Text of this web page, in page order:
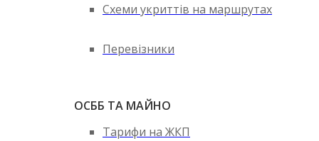
Схеми укриттів на маршрутах
Перевізники
ОСББ ТА МАЙНО
Тарифи на ЖКП